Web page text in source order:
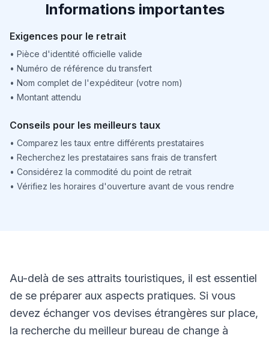
Informations importantes
Exigences pour le retrait
• Pièce d'identité officielle valide
• Numéro de référence du transfert
• Nom complet de l'expéditeur (votre nom)
• Montant attendu
Conseils pour les meilleurs taux
• Comparez les taux entre différents prestataires
• Recherchez les prestataires sans frais de transfert
• Considérez la commodité du point de retrait
• Vérifiez les horaires d'ouverture avant de vous rendre
Au-delà de ses attraits touristiques, il est essentiel
de se préparer aux aspects pratiques. Si vous
devez échanger vos devises étrangères sur place,
la recherche du meilleur bureau de change à